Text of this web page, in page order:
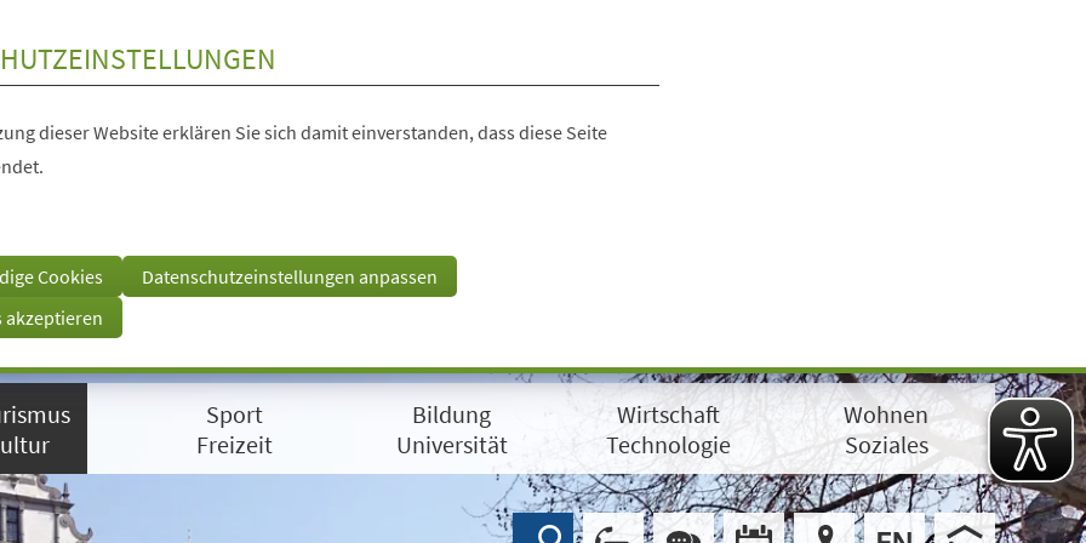
dieser Website erklären Sie sich damit einverstanden, dass diese Seite
Cookies
Datenschutzeinstellungen anpassen
akzeptieren
Sport
Freizeit
Bildung
Universität
Wirtschaft
Technologie
Wohnen
Soziales